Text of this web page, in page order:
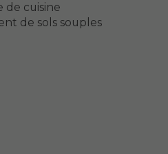
de cuisine
de sols souples